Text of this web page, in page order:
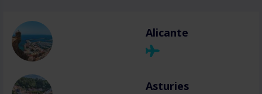
Alicante
Asturies